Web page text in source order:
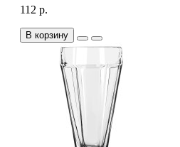
112 р.
В корзину